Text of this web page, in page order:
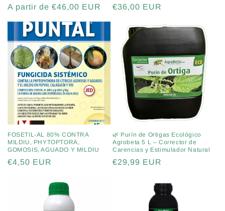
Precio
A partir de €46,00 EUR
Precio
€36,00 EUR
FOSETIL-AL 80% CONTRA
MILDIU, PHYTOPTORA,
GOMOSIS, AGUADO Y MILDIU
Precio
€4,50 EUR
🌿 Purín de Ortigas Ecológico
Agrobeta 5 L – Corrector de
Carencias y Estimulador Natural
Precio
€29,99 EUR